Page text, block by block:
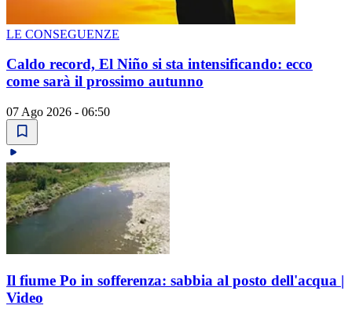
LE CONSEGUENZE
Caldo record, El Niño si sta intensificando: ecco
come sarà il prossimo autunno
07 Ago 2026 - 06:50
Il fiume Po in sofferenza: sabbia al posto dell'acqua |
Video